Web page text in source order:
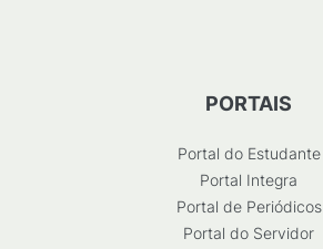
PORTAIS
Portal do Estudante
Portal Integra
Portal de Periódicos
Portal do Servidor